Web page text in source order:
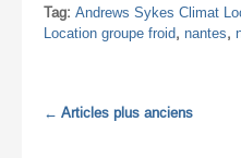
Tag: Andrews Sykes Climat
Location groupe froid, nantes,
← Articles plus anciens